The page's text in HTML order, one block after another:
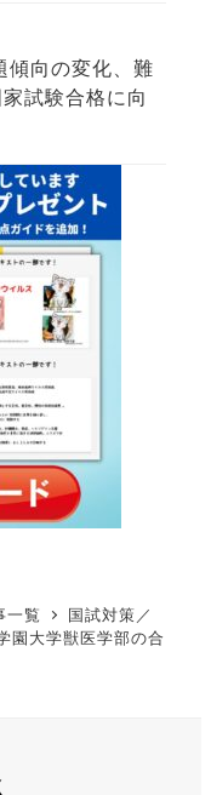
傾向の変化、難
試験合格に向
一覧
国試対策／
園大学獣医学部の合